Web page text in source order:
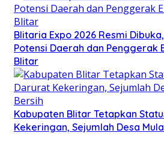
Blitaria Expo 2026 Resmi
Potensi Daerah dan Penggerak
Blitar
Kabupaten Blitar Tetapkan
Kekeringan, Sejumlah Desa